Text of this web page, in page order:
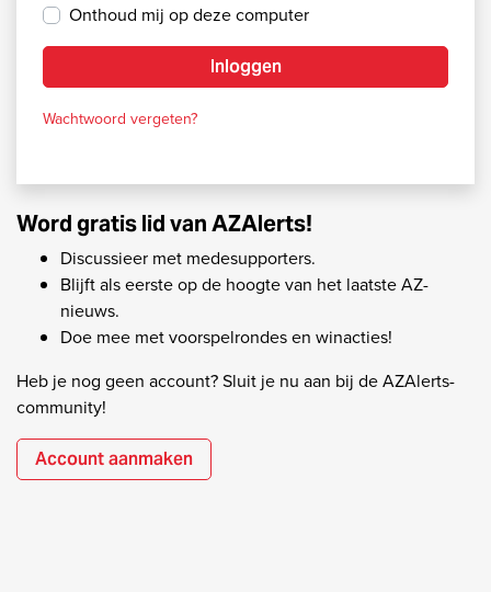
Onthoud mij op deze computer
Inloggen
Wachtwoord vergeten?
Word gratis lid van AZAlerts!
Discussieer met medesupporters.
Blijft als eerste op de hoogte van het laatste AZ-
nieuws.
Doe mee met voorspelrondes en winacties!
Heb je nog geen account? Sluit je nu aan bij de AZAlerts-
community!
Account aanmaken